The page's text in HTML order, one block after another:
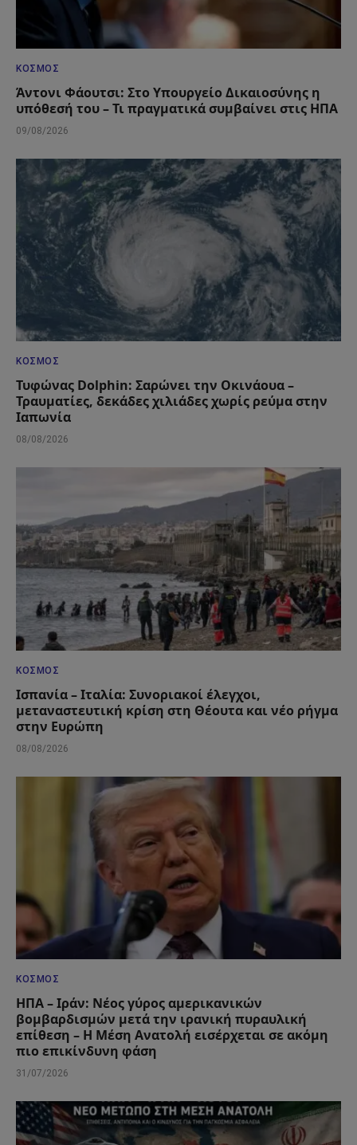
ΚΌΣΜΟΣ
Άντονι Φάουτσι: Στο Υπουργείο Δικαιοσύνης η
υπόθεσή του – Τι πραγματικά συμβαίνει στις ΗΠΑ
09/08/2026
ΚΌΣΜΟΣ
Τυφώνας Dolphin: Σαρώνει την Οκινάουα –
Τραυματίες, δεκάδες χιλιάδες χωρίς ρεύμα στην
Ιαπωνία
08/08/2026
ΚΌΣΜΟΣ
Ισπανία – Ιταλία: Συνοριακοί έλεγχοι,
μεταναστευτική κρίση στη Θέουτα και νέο ρήγμα
στην Ευρώπη
08/08/2026
ΚΌΣΜΟΣ
ΗΠΑ – Ιράν: Νέος γύρος αμερικανικών
βομβαρδισμών μετά την ιρανική πυραυλική
επίθεση – Η Μέση Ανατολή εισέρχεται σε ακόμη
πιο επικίνδυνη φάση
31/07/2026